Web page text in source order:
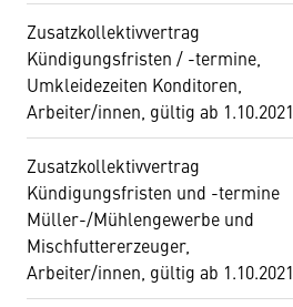
Zusatzkollektivvertrag
Kündigungsfristen / -termine,
Umkleidezeiten Konditoren,
Arbeiter/innen, gültig ab 1.10.2021
Zusatzkollektivvertrag
Kündigungsfristen und -termine
Müller-/Mühlengewerbe und
Mischfuttererzeuger,
Arbeiter/innen, gültig ab 1.10.2021